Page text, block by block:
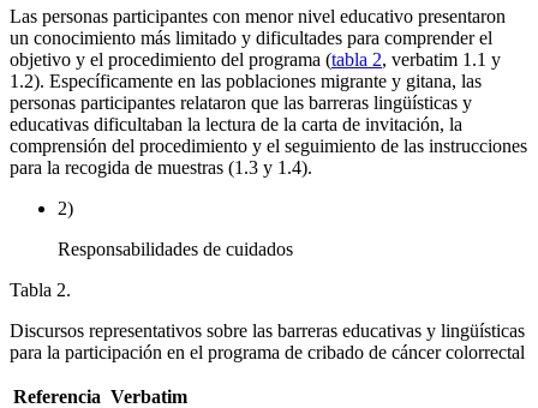
Las personas participantes con menor nivel educativo presentaron
un conocimiento más limitado y dificultades para comprender el
objetivo y el procedimiento del programa (tabla 2, verbatim 1.1 y
1.2). Específicamente en las poblaciones migrante y gitana, las
personas participantes relataron que las barreras lingüísticas y
educativas dificultaban la lectura de la carta de invitación, la
comprensión del procedimiento y el seguimiento de las instrucciones
para la recogida de muestras (1.3 y 1.4).
2)
Responsabilidades de cuidados
Tabla 2.
Discursos representativos sobre las barreras educativas y lingüísticas
para la participación en el programa de cribado de cáncer colorrectal
Referencia Verbatim